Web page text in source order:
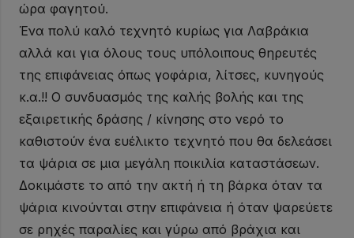
ώρα φαγητού.
Ένα πολύ καλό τεχνητό κυρίως για Λαβράκια
αλλά και για όλους τους υπόλοιπους θηρευτές
της επιφάνειας όπως γοφάρια, λίτσες, κυνηγούς
κ.α.!! Ο συνδυασμός της καλής βολής και της
εξαιρετικής δράσης / κίνησης στο νερό το
καθιστούν ένα ευέλικτο τεχνητό που θα δελεάσει
τα ψάρια σε μια μεγάλη ποικιλία καταστάσεων.
Δοκιμάστε το από την ακτή ή τη βάρκα όταν τα
ψάρια κινούνται στην επιφάνεια ή όταν ψαρεύετε
σε ρηχές παραλίες και γύρω από βράχια και